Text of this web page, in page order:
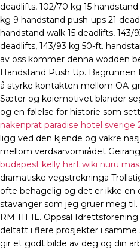
deadlifts, 102/70 kg 15
kg 9 handstand push-ups 21
handstand walk 15 deadlifts,
deadlifts, 143/93 kg 50-ft.
av oss kommer denna wodden
Handstand Push Up.
å styrke kontakten mellom OA-
Sæter og koiemotivet blander
og en følelse for historie som
nakenprat paradise hotel sverige
ligg ved den kjende og vakre
mellom verdsarvområdet
budapest kelly hart wiki nuru
dramatiske vegstrekninga
ofte behagelig og det er ikke en
stavanger som jeg gruer meg til.
RM 111 1L. Oppsal
deltatt i flere prosjekter i
gir et godt bilde av deg og din